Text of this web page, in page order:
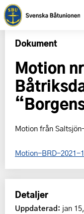
Dokument
Motion
Motion från
Motion-BRD-
Detaljer
Uppdaterad: jan